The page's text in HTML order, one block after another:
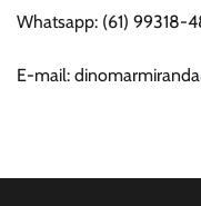
Whatsapp: (61) 99318-
E-mail: